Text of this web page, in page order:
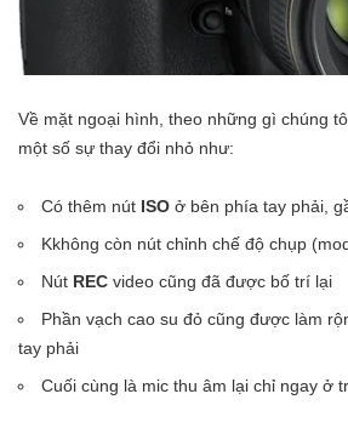
Về mặt ngoại hình, theo những gì chúng
một số sự thay đổi nhỏ như:
Có thêm nút ISO ở bên phía tay phải,
Kkhông còn nút chỉnh chế độ chụp
Nút REC video cũng đã được bố trí lại
Phần vạch cao su đỏ cũng được làm
tay phải
Cuối cùng là mic thu âm lại chỉ ngay ở